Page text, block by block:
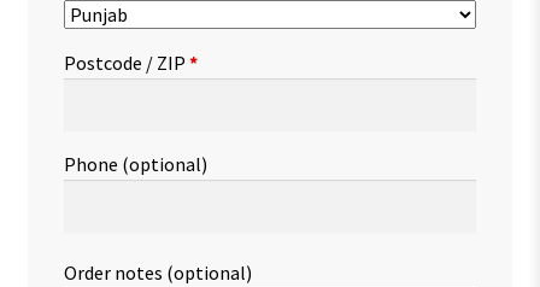
Postcode / ZIP *
Phone (optional)
Order notes (optional)